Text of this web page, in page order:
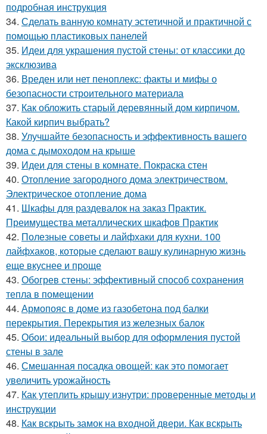
подробная инструкция
34. Сделать ванную комнату эстетичной и практичной с
помощью пластиковых панелей
35. Идеи для украшения пустой стены: от классики до
эксклюзива
36. Вреден или нет пеноплекс: факты и мифы о
безопасности строительного материала
37. Как обложить старый деревянный дом кирпичом.
Какой кирпич выбрать?
38. Улучшайте безопасность и эффективность вашего
дома с дымоходом на крыше
39. Идеи для стены в комнате. Покраска стен
40. Отопление загородного дома электричеством.
Электрическое отопление дома
41. Шкафы для раздевалок на заказ Практик.
Преимущества металлических шкафов Практик
42. Полезные советы и лайфхаки для кухни. 100
лайфхаков, которые сделают вашу кулинарную жизнь
еще вкуснее и проще
43. Обогрев стены: эффективный способ сохранения
тепла в помещении
44. Армопояс в доме из газобетона под балки
перекрытия. Перекрытия из железных балок
45. Обои: идеальный выбор для оформления пустой
стены в зале
46. Смешанная посадка овощей: как это помогает
увеличить урожайность
47. Как утеплить крышу изнутри: проверенные методы и
инструкции
48. Как вскрыть замок на входной двери. Как вскрыть